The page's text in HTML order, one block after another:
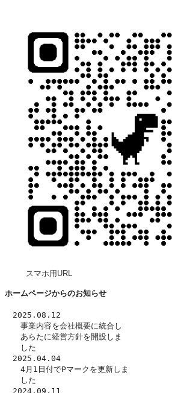
スマホ用URL
ホームページからのお知らせ
2025.08.12
事業内容を会社概要に統合し
あらたに経営方針を開設しま
した
2025.04.04
4月1日付でPマークを更新しま
した
2024.09.11